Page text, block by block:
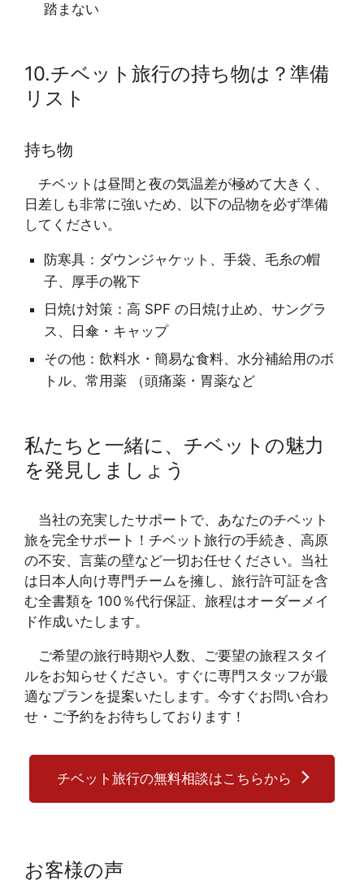
踏まない
10.チベット旅行の持ち物は？準備
リスト
持ち物
チベットは昼間と夜の気温差が極めて大きく、
日差しも非常に強いため、以下の品物を必ず準備
してください。
防寒具：ダウンジャケット、手袋、毛糸の帽
子、厚手の靴下
日焼け対策：高 SPF の日焼け止め、サングラ
ス、日傘・キャップ
その他：飲料水・簡易な食料、水分補給用のボ
トル、常用薬 （頭痛薬・胃薬など
私たちと一緒に、チベットの魅力
を発見しましょう
当社の充実したサポートで、あなたのチベット
旅を完全サポート！チベット旅行の手続き、高原
の不安、言葉の壁など一切お任せください。当社
は日本人向け専門チームを擁し、旅行許可証を含
む全書類を 100％代行保証、旅程はオーダーメイ
ド作成いたします。
ご希望の旅行時期や人数、ご要望の旅程スタイ
ルをお知らせください。すぐに専門スタッフが最
適なプランを提案いたします。今すぐお問い合わ
せ・ご予約をお待ちしております！
チベット旅行の無料相談はこちらから
お客様の声